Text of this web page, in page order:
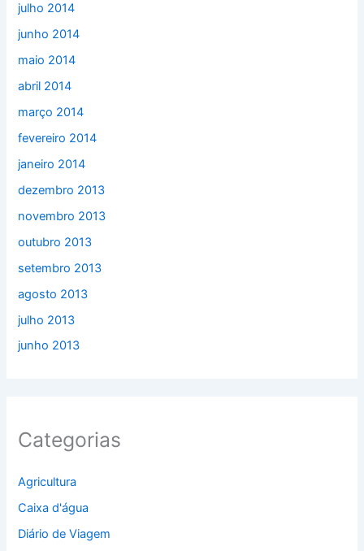
julho 2014
junho 2014
maio 2014
abril 2014
março 2014
fevereiro 2014
janeiro 2014
dezembro 2013
novembro 2013
outubro 2013
setembro 2013
agosto 2013
julho 2013
junho 2013
Categorias
Agricultura
Caixa d'água
Diário de Viagem